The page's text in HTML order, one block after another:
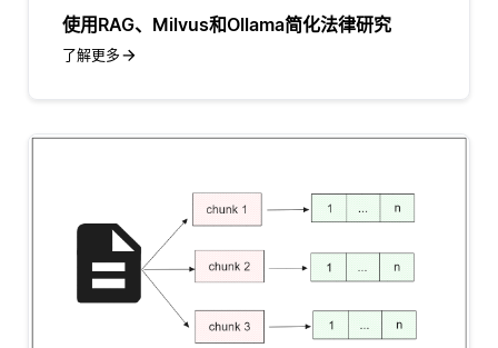
使用RAG、Milvus和Ollama简化法律研究
了解更多